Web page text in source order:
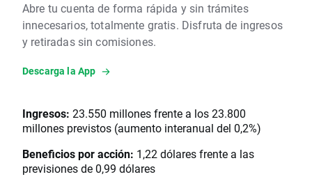
Abre tu cuenta de forma rápida y sin trámites
innecesarios, totalmente gratis. Disfruta de ingresos
y retiradas sin comisiones.
Descarga la App
Ingresos: 23.550 millones frente a los 23.800
millones previstos (aumento interanual del 0,2%)
Beneficios por acción: 1,22 dólares frente a las
previsiones de 0,99 dólares